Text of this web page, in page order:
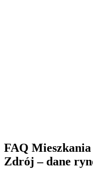
FAQ
Zdrój – dane